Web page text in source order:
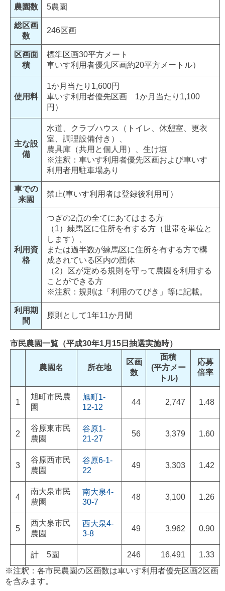
農園数
5農園
総区画
数
246区画
区画面
積
標準区画30平方メート
車いす利用者優先区画約20平方メートル）
使用料
1か月当たり1,600円
車いす利用者優先区画 1か月当たり1,100
円）
主な設
備
水道、クラブハウス（トイレ、休憩室、更衣
室、調理設備付き）、
農具庫（共用と個人用）、生け垣
※注釈：車いす利用者優先区画および車いす
利用者用駐車場あり
車での
来園
禁止(車いす利用者は登録後利用可）
利用資
格
つぎの2点の全てにあてはまる方
（1）練馬区に住所を有する方（世帯を単位と
します）、
または過半数が練馬区に住所を有する方で構
成されている区内の団体
（2）区が定める規則を守って農園を利用する
ことができる方
※注釈：規則は「利用のてびき」等に記載。
利用期
間
原則として1年11か月間
市民農園一覧（平成30年1月15日抽選実施時）
農園名 所在地
区画
数
面積
(平方メー
トル)
応募
倍率
1
旭町市民農
園
旭町1-
12-12
44 2,747 1.48
2
谷原東市民
農園
谷原1-
21-27
56 3,379 1.60
3
谷原西市民
農園
谷原6-1-
22
49 3,303 1.42
4
南大泉市民
農園
南大泉4-
30-7
48 3,100 1.26
5
西大泉市民
農園
西大泉4-
3-8
49 3,962 0.90
計 5園 246 16,491
1.33
※注釈：各市民農園の区画数は車いす利用者優先区画2区画
を含みます。